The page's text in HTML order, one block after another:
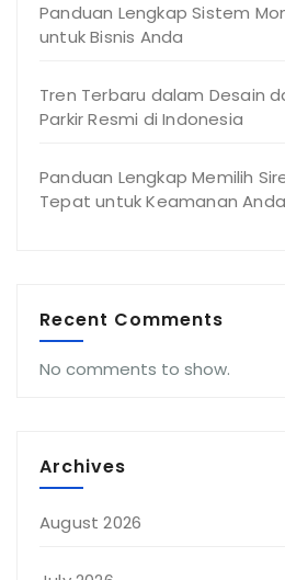
Panduan Lengkap Sistem
untuk Bisnis Anda
Tren Terbaru dalam Desain
Parkir Resmi di Indonesia
Panduan Lengkap Memilih
Tepat untuk Keamanan Anda
Recent Comments
No comments to show.
Archives
August 2026